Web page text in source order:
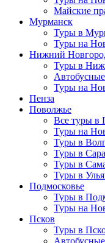
Майские
Мурманск
Туры в
Туры на
Нижний
Туры в
Туры на
Пенза
Поволжье
Все туры в
Туры на
Туры в
Туры в
Туры в
Туры в
Подмосковье
Туры в
Туры на
Псков
Туры в